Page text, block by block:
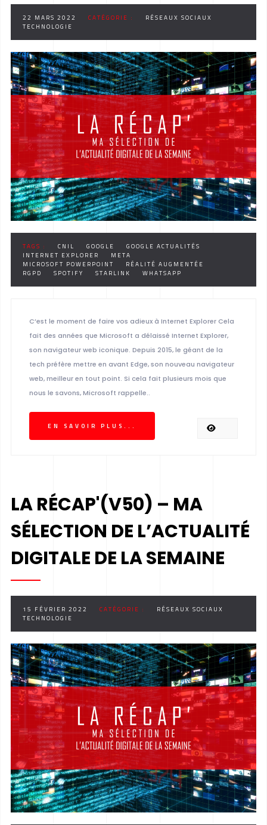
22 MARS 2022 CATÉGORIE :
RÉSEAUX SOCIAUX
TECHNOLOGIE
TAGS : CNIL GOOGLE
GOOGLE ACTUALITÉS
INTERNET EXPLORER
META
MICROSOFT POWERPOINT
RÉALITÉ AUGMENTÉE
RGPD
SPOTIFY STARLINK WHATSAPP
C’est le moment de faire vos adieux à Internet Explorer Cela
fait des années que Microsoft a délaissé Internet Explorer,
son navigateur web iconique. Depuis 2015, le géant de la
tech préfère mettre en avant Edge, son nouveau navigateur
web, meilleur en tout point. Si cela fait plusieurs mois que
nous le savons, Microsoft rappelle..
EN SAVOIR PLUS...
LA RÉCAP'(V50) – MA
SÉLECTION DE L’ACTUALITÉ
DIGITALE DE LA SEMAINE
15 FÉVRIER 2022 CATÉGORIE :
RÉSEAUX SOCIAUX
TECHNOLOGIE